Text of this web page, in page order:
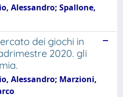
Alessandro; Spallone,
dei giochi in
2020. gli
Alessandro; Marzioni,